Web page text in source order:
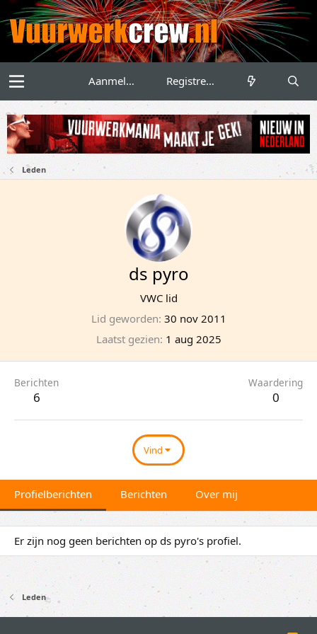
Aanmelden Registreren
Leden
ds pyro
VWC lid
Lid geworden 30 nov 2011
Laatst gezien 1 aug 2025
Berichten
6
Waardering
0
Vind
Profielberichten Berichten Over mij
Er zijn nog geen berichten op ds pyro's profiel.
Leden